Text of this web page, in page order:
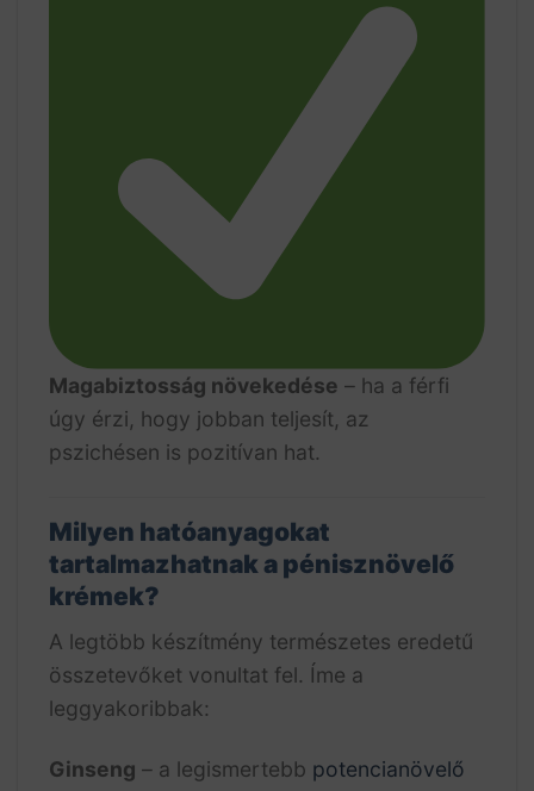
Magabiztosság növekedése – ha a férfi
úgy érzi, hogy jobban teljesít, az
pszichésen is pozitívan hat.
Milyen hatóanyagokat
tartalmazhatnak a pénisznövelő
krémek?
A legtöbb készítmény természetes eredetű
összetevőket vonultat fel. Íme a
leggyakoribbak:
Ginseng – a legismertebb potencianövelő